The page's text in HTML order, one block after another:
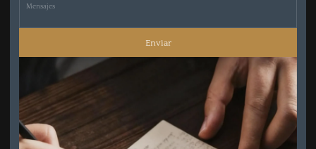
Mensajes
Enviar